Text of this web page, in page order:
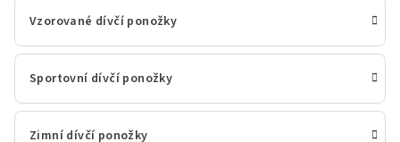
Vzorované dívčí ponožky
Sportovní dívčí ponožky
Zimní dívčí ponožky